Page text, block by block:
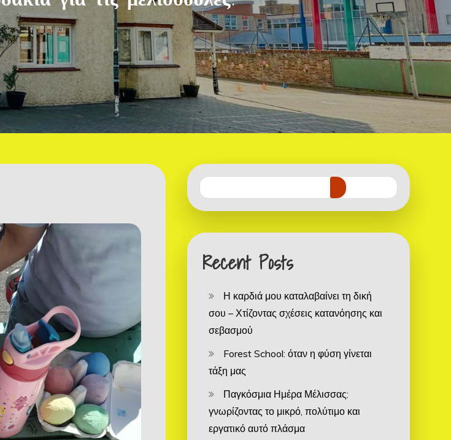
Recent Posts
Η καρδιά μου καταλαβαίνει τη δική
σου – Χτίζοντας σχέσεις κατανόησης και
σεβασμού
Forest School: όταν η φύση γίνεται
τάξη μας
Παγκόσμια Ημέρα Μέλισσας:
γνωρίζοντας το μικρό, πολύτιμο και
εργατικό αυτό πλάσμα